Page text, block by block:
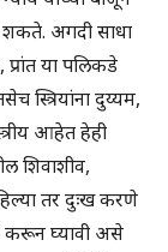
अगदी साधा
प्रांत या पलिकडे
स्त्रियांना दुय्यम,
आहेत हेही
शिवाशीव,
तर दुःख करणे
करून घ्यावी असे